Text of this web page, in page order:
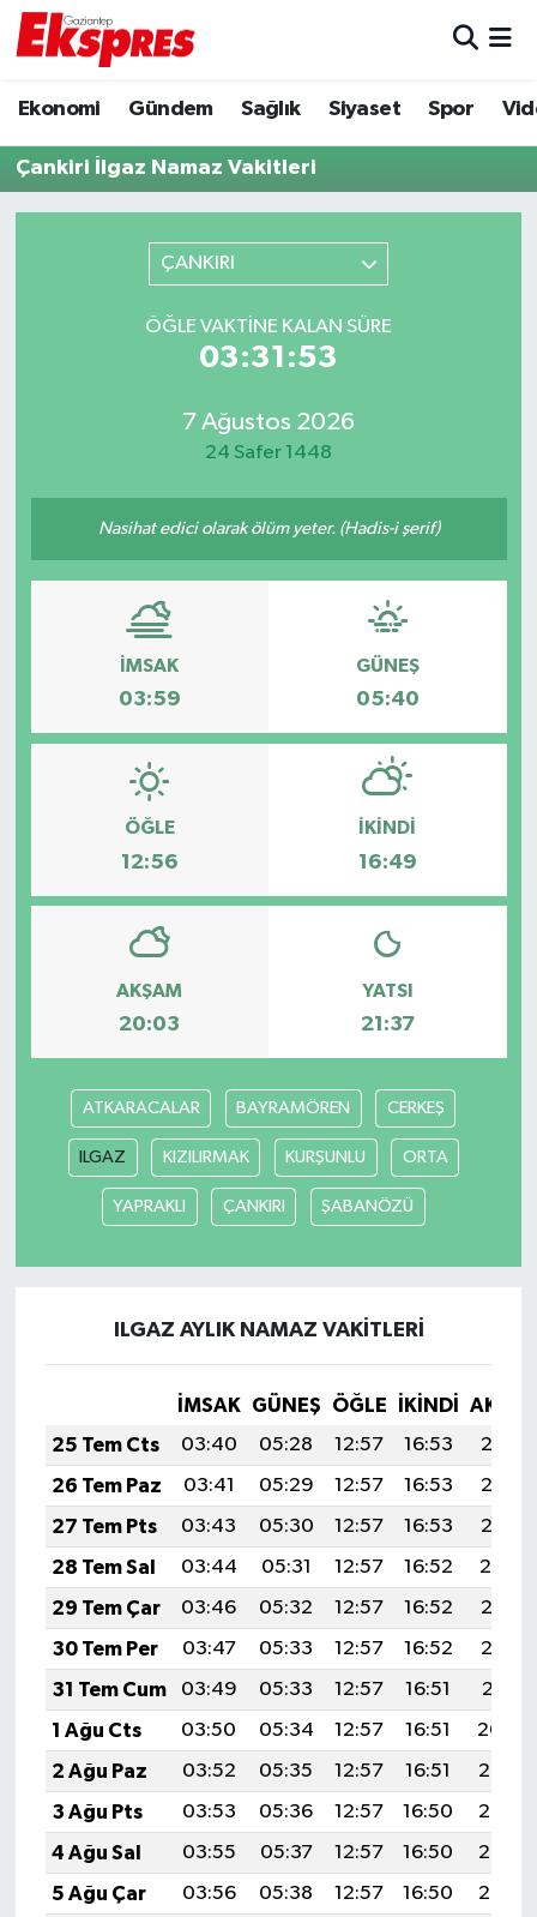
Ekonomi Gündem Sağlık Siyaset Spor
Çankiri İlgaz Namaz Vakitleri
ÇANKIRI
ÖĞLE VAKTINE KALAN SÜRE
03:31:53
7 Ağustos 2026
24 Safer 1448
Nasihat edici olarak ölüm yeter. (Hadis-i şerif)
İMSAK
03:59
GÜNEŞ
05:40
ÖĞLE
12:56
İKINDI
16:49
AKŞAM
20:03
YATSI
21:37
ATKARACALAR BAYRAMÖREN CERKEŞ
ILGAZ KIZILIRMAK KURŞUNLU ORTA
YAPRAKLI ÇANKIRI ŞABANÖZÜ
ILGAZ AYLIK NAMAZ VAKITLERI
İMSAK GÜNEŞ ÖĞLE İKINDI
25 Tem Cts
03:40 05:28 12:57 16:53
20:16
26 Tem Paz
03:41 05:29 12:57 16:53
20:15
27 Tem Pts
03:43 05:30 12:57 16:53
20:15
28 Tem Sal
03:44 05:31 12:57 16:52
20:14
29 Tem Çar
03:46 05:32 12:57 16:52
20:13
30 Tem Per
03:47 05:33 12:57 16:52
20:12
31 Tem Cum
03:49 05:33 12:57 16:51
20:11
1 Ağu Cts
03:50 05:34 12:57 16:51
20:09
2 Ağu Paz
03:52 05:35 12:57 16:51
20:08
3 Ağu Pts
03:53 05:36 12:57 16:50
20:07
4 Ağu Sal
03:55 05:37 12:57 16:50
20:06
5 Ağu Çar
03:56 05:38 12:57 16:50
20:05
Ekonomi
Gaziantep son dakika
Gündem
Magazin
Müzik
Resmi İlanlar
Sinemalar
Video Haber
Yaşam
Trafik Durumu
Puan Durumu ve Fikstür
Tüm Manşetler
Son Dakika Haberleri